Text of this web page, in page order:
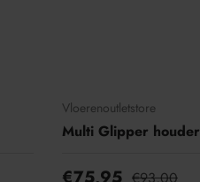
Vloerenoutletstore
Multi Glipper houder
€75,95 €93,00